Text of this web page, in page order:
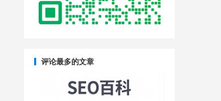
评论最多的文章